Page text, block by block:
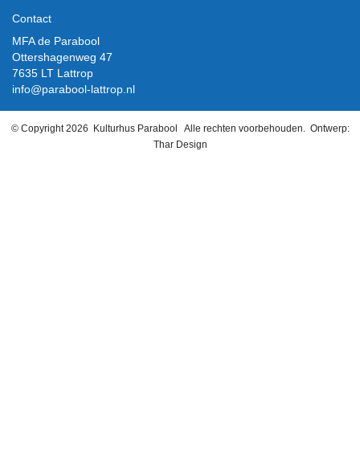
Contact
MFA de Parabool
Ottershagenweg 47
7635 LT Lattrop
info@parabool-lattrop.nl
© Copyright 2026 Kulturhus Parabool Alle rechten voorbehouden. Ontwerp:
Thar Design